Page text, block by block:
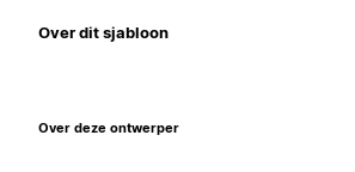
Over dit sjabloon
Over deze ontwerper